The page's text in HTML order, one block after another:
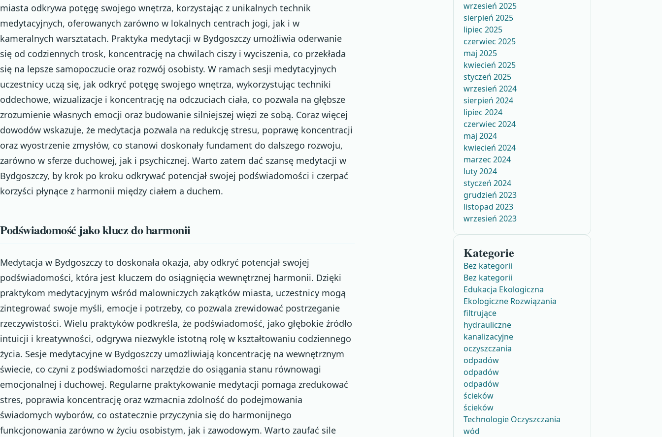
miasta odkrywa potęgę swojego wnętrza, korzystając z unikalnych technik
medytacyjnych, oferowanych zarówno w lokalnych centrach jogi, jak i w
kameralnych warsztatach. Praktyka medytacji w Bydgoszczy umożliwia oderwanie
się od codziennych trosk, koncentrację na chwilach ciszy i wyciszenia, co przekłada
się na lepsze samopoczucie oraz rozwój osobisty. W ramach sesji medytacyjnych
uczestnicy uczą się, jak odkryć potęgę swojego wnętrza, wykorzystując techniki
oddechowe, wizualizacje i koncentrację na odczuciach ciała, co pozwala na głębsze
zrozumienie własnych emocji oraz budowanie silniejszej więzi ze sobą. Coraz więcej
dowodów wskazuje, że medytacja pozwala na redukcję stresu, poprawę koncentracji
oraz wyostrzenie zmysłów, co stanowi doskonały fundament do dalszego rozwoju,
zarówno w sferze duchowej, jak i psychicznej. Warto zatem dać szansę medytacji w
Bydgoszczy, by krok po kroku odkrywać potencjał swojej podświadomości i czerpać
korzyści płynące z harmonii między ciałem a duchem.
Podświadomość jako klucz do harmonii
Medytacja w Bydgoszczy to doskonała okazja, aby odkryć potencjał swojej
podświadomości, która jest kluczem do osiągnięcia wewnętrznej harmonii. Dzięki
praktykom medytacyjnym wśród malowniczych zakątków miasta, uczestnicy mogą
zintegrować swoje myśli, emocje i potrzeby, co pozwala zrewidować postrzeganie
rzeczywistości. Wielu praktyków podkreśla, że podświadomość, jako głębokie źródło
intuicji i kreatywności, odgrywa niezwykle istotną rolę w kształtowaniu codziennego
życia. Sesje medytacyjne w Bydgoszczy umożliwiają koncentrację na wewnętrznym
świecie, co czyni z podświadomości narzędzie do osiągania stanu równowagi
emocjonalnej i duchowej. Regularne praktykowanie medytacji pomaga zredukować
stres, poprawia koncentrację oraz wzmacnia zdolność do podejmowania
świadomych wyborów, co ostatecznie przyczynia się do harmonijnego
funkcjonowania zarówno w życiu osobistym, jak i zawodowym. Warto zaufać sile
wrzesień 2025
sierpień 2025
lipiec 2025
czerwiec 2025
maj 2025
kwiecień 2025
styczeń 2025
wrzesień 2024
sierpień 2024
lipiec 2024
czerwiec 2024
maj 2024
kwiecień 2024
marzec 2024
luty 2024
styczeń 2024
grudzień 2023
listopad 2023
wrzesień 2023
Kategorie
Bez kategorii
Bez kategorii
Edukacja Ekologiczna
Ekologiczne Rozwiązania
filtrujące
hydrauliczne
kanalizacyjne
oczyszczania
odpadów
odpadów
odpadów
ścieków
ścieków
Technologie Oczyszczania
wód